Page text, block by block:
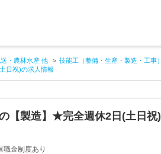
・農林水産 他 技能工（整備・生産・製造・工事）
日祝)の求人情報
【製造】★完全週休2日(土日祝)
金制度あり